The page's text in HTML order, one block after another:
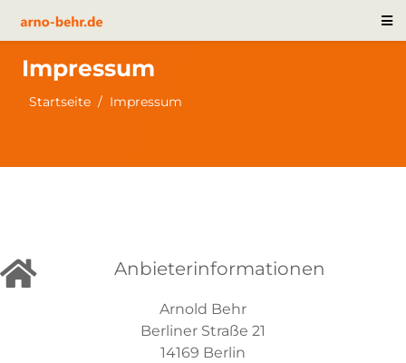
Impressum
Startseite Impressum
Anbieterinformationen
Arnold Behr
Berliner Straße 21
14169 Berlin